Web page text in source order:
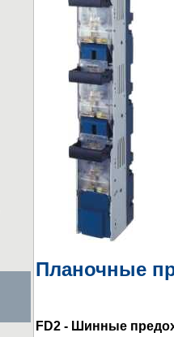
Планочные
FD2 - Шинные